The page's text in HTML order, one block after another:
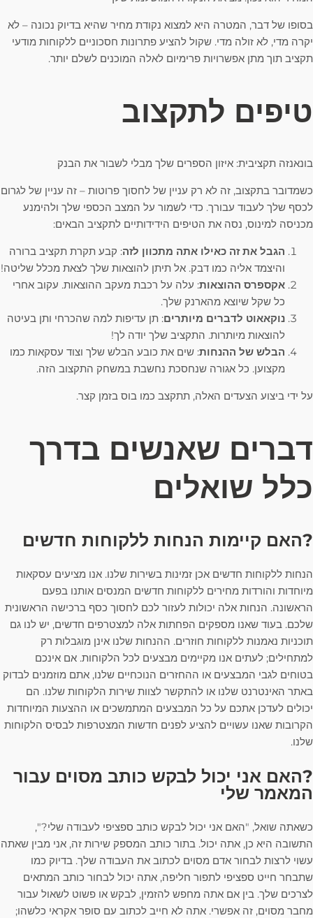
בסופו של דבר, המטרה היא למצוא נקודת מחיר שהיא בדיוק נכונה – לא
יקרה מדי, לא זולה מדי. שקול להציע פתרונות חסכוניים ללקוחות מודעי
תקציב תוך מתן אפשרויות פרימיום לאלה המוכנים לשלם יותר.
טיפים לתקצוב
בונאנזה תקציבית: איזון הספרים שלך מבלי לשבור את הבנק
כשמדובר בתקצוב, זה לא רק עניין של לחסוך פרוטות – זה עניין של לגרום
לכסף שלך לעבוד עבורך. כדי לשמור על המצב הכספי שלך ולהימנע
מכניסה למינוס, נסה את הטיפים הידידותיים לתקציב הבאים:
הגבל את זה כאילו אתה מתכוון לזה: קבע תקרת תקציב ברורה
והיצמד אליה כמו דבק. אל תיתן להוצאות שלך לצאת מכלל שליטה!
אקספרס ההוצאות: עלה על רכבת מעקב ההוצאות. עקוב אחרי
כל שקל שיוצא מהארנק שלך.
נוקאאוט לדברים מיותרים: תן עדיפות למה שהכרחי ותן בעיטה
להוצאות מיותרות. התקציב שלך יודה לך!
הבלש של ההנחות: שים את כובע הבלש שלך וצוד עסקאות כמו
מקצוען. כל אגורה שנחסכת נחשבת במשחק התקצוב הזה.
על ידי ביצוע הצעדים האלה, תתקצב כמו בוס בזמן קצר.
דברים שאנשים בדרך
כלל שואלים
?האם קיימות הנחות ללקוחות חדשים
הנחות ללקוחות חדשים אכן זמינות בשירות שלנו. אנו מציעים עסקאות
מיוחדות והורדות מחירים ללקוחות חדשים המנסים אותנו בפעם
הראשונה. הנחות אלה יכולות לעזור לכם לחסוך כסף ברכישה הראשונית
שלכם. בעוד שאנו מספקים הפחתות אלה למצטרפים חדשים, יש לנו גם
תוכניות נאמנות ללקוחות חוזרים. ההנחות שלנו אינן מוגבלות רק
למתחילים; לעתים אנו מקיימים מבצעים לכל הלקוחות. אם אינכם
בטוחים לגבי המבצעים או ההחזרים הנוכחיים שלנו, אתם מוזמנים לבדוק
באתר האינטרנט שלנו או להתקשר לצוות שירות הלקוחות שלנו. הם
יכולים לעדכן אתכם על כל המבצעים המתמשכים או ההצעות המיוחדות
הקרובות שאנו עשויים להציע לפנים חדשות המצטרפות לבסיס הלקוחות
שלנו.
?האם אני יכול לבקש כותב מסוים עבור
המאמר שלי
כשאתה שואל, "האם אני יכול לבקש כותב ספציפי לעבודה שלי?",
התשובה היא כן, אתה יכול. בתור כותב המספק שירות זה, אני מבין שאתה
עשוי לרצות לבחור אדם מסוים לכתוב את העבודה שלך. בדיוק כמו
שתבחר חייט ספציפי לתפור חליפה, אתה יכול לבחור כותב המתאים
לצרכים שלך. בין אם אתה מחפש להזמין, לבקש או פשוט לשאול עבור
מחבר מסוים, זה אפשרי. אתה לא חייב לכתוב עם סופר אקראי כלשהו;